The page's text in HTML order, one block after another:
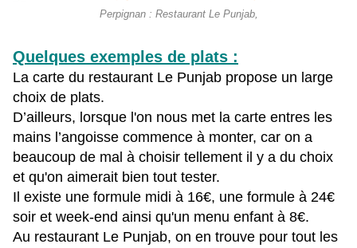
Perpignan : Restaurant Le Punjab,
Quelques exemples de plats :
La carte du restaurant Le Punjab propose un large
choix de plats.
D’ailleurs, lorsque l'on nous met la carte entres les
mains l’angoisse commence à monter, car on a
beaucoup de mal à choisir tellement il y a du choix
et qu'on aimerait bien tout tester.
Il existe une formule midi à 16€, une formule à 24€
soir et week-end ainsi qu'un menu enfant à 8€.
Au restaurant Le Punjab, on en trouve pour tout les